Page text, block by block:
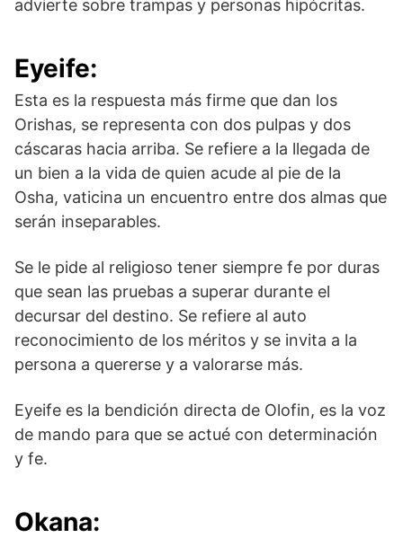
advierte sobre trampas y personas hipócritas.
Eyeife:
Esta es la respuesta más firme que dan los
Orishas, se representa con dos pulpas y dos
cáscaras hacia arriba. Se refiere a la llegada de
un bien a la vida de quien acude al pie de la
Osha, vaticina un encuentro entre dos almas que
serán inseparables.
Se le pide al religioso tener siempre fe por duras
que sean las pruebas a superar durante el
decursar del destino. Se refiere al auto
reconocimiento de los méritos y se invita a la
persona a quererse y a valorarse más.
Eyeife es la bendición directa de Olofin, es la voz
de mando para que se actué con determinación
y fe.
Okana: